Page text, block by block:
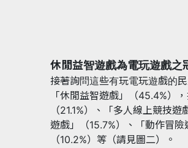
休閒益智遊戲為電玩遊戲之
接著詢問這些有玩電玩遊戲的
「休閒益智遊戲」（45.4%）
（21.1%）、「多人線上競技
遊戲」（15.7%）、「動作冒
（10.2%）等（請見圖二）。